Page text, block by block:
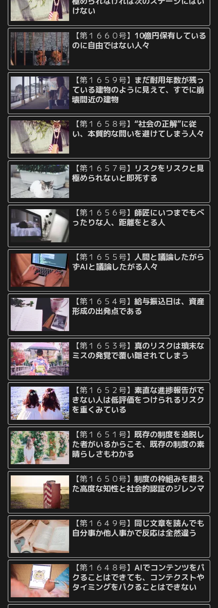
けない
【第１６６０号】 10億円保有している
のに自由ではない人々
【第１６５９号】 まだ耐用年数が残っ
ている建物のように見えて、すでに崩
壊間近の建物
【第１６５８号】“社会の正解”に従
い、本質的な問いを避けてしまう人々
【第１６５７号】 リスクをリスクと見
極められないと即死する
【第１６５６号】 師匠にいつまでもべ
ったりな人、距離をとる人
【第１６５５号】人間と議論したがら
ずAIと議論したがる人々
【第１６５４号】給与振込日は、資産
形成の出発点である
【第１６５３号】 真のリスクは瑣末な
ミスの発覚で覆い隠されてしまう
【第１６５２号】素直な進捗報告がで
きない人は低評価をつけられるリスク
を重くみている
【第１６５１号】既存の制度を逸脱し
た者がいるからこそ、既存の制度の素
晴らしさもわかる
【第１６５０号】制度の枠組みを超え
た高度な知性と社会的認証のジレンマ
【第１６４９号】 同じ文章を読んでも
自分事か他人事かで反応は全然違う
【第１６４８号】AIでコンテンツをパ
クることはできても、コンテクストや
タイミングをパクることはできない